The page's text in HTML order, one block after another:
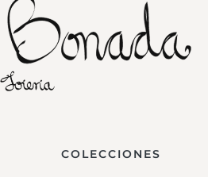
COLECCIONES